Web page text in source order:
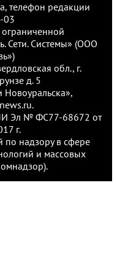
телефон редакции
03
Сети. Системы» (ООО
обл., г.
д. 5
Новоуральска»,
Эл № ФС77-68672 от
г.
надзору в сфере
и массовых